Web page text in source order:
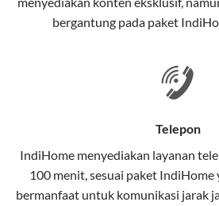
Kecepatan Tinggi
dibandingkan kabel tembaga
elektromagnetik, sehingga
Latensi Rendah
bergantung pada paket
Telepon
IndiHome menyediakan layanan
100 menit, sesuai paket
bermanfaat untuk komunikasi jarak